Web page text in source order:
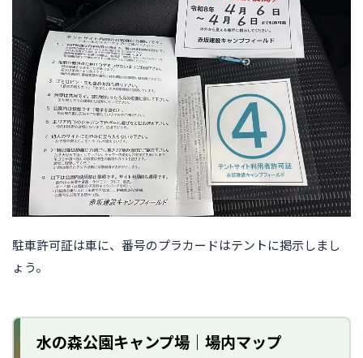
駐車許可証は車に、番号のプラカードはテントに掲示しまし
ょう。
水の森公園キャンプ場｜場内マップ